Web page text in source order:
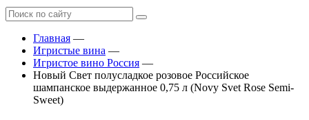
Главная —
Игристые вина —
Игристое вино Россия —
Новый Свет полусладкое розовое Российское
шампанское выдержанное 0,75 л (Novy Svet Rose Semi-
Sweet)